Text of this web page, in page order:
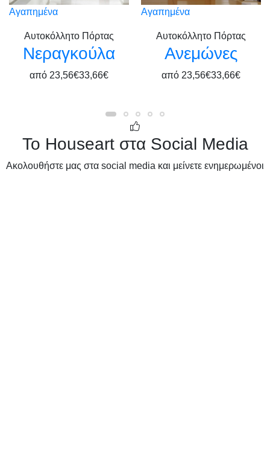
Αγαπημένα
Αυτοκόλλητο Πόρτας
Νεραγκούλα
από 23,56€33,66€
Αγαπημένα
Αυτοκόλλητο Πόρτας
Ανεμώνες
από 23,56€33,66€
Το Houseart στα Social Media
Ακολουθήστε μας στα social media και μείνετε ενημερωμένοι